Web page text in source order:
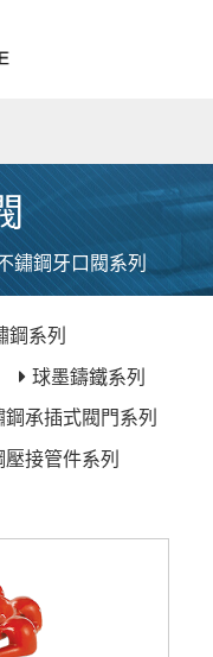
鏽鋼牙口閥系列
鋼系列
球墨鑄鐵系列
鋼承插式閥門系列
壓接管件系列